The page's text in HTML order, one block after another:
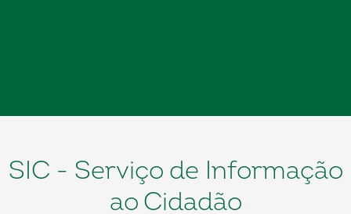
SIC - Serviço de Informação
ao Cidadão